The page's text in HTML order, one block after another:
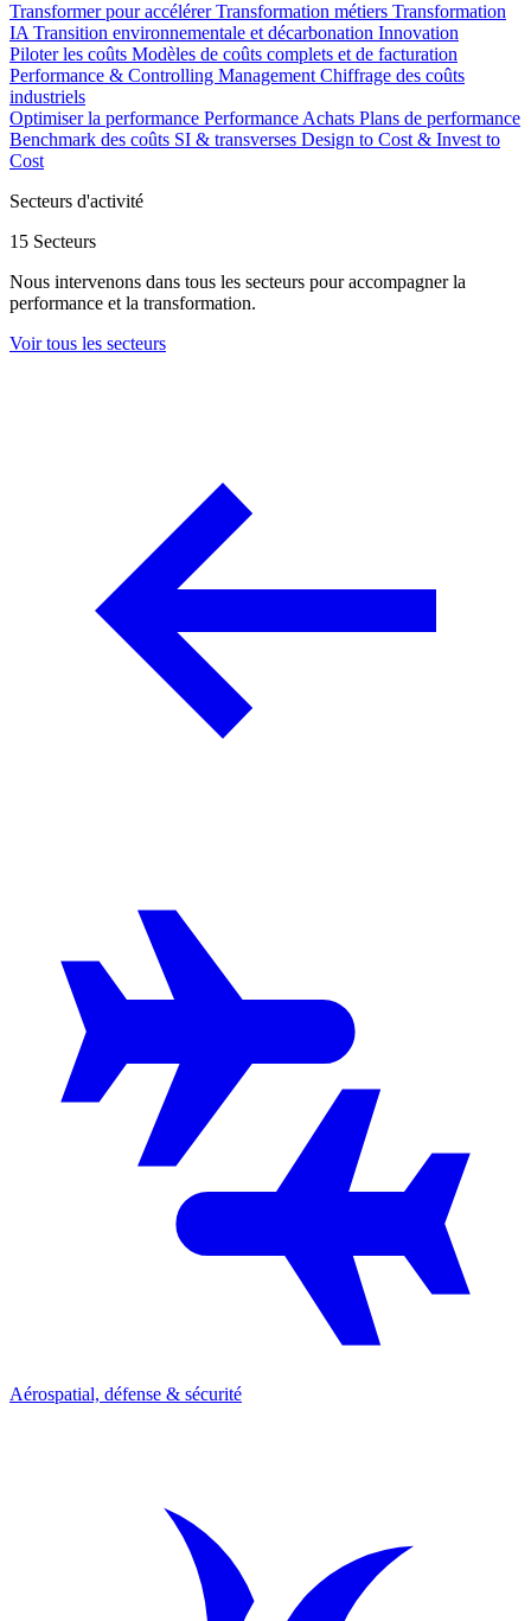
Transformer pour accélérer Transformation métiers Transformation
IA Transition environnementale et décarbonation Innovation
Piloter les coûts Modèles de coûts complets et de facturation
Performance & Controlling Management Chiffrage des coûts
industriels
Optimiser la performance Performance Achats Plans de performance
Benchmark des coûts SI & transverses Design to Cost & Invest to
Cost
Secteurs d'activité
15 Secteurs
Nous intervenons dans tous les secteurs pour accompagner la
performance et la transformation.
Voir tous les secteurs
Aérospatial, défense & sécurité